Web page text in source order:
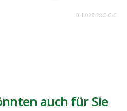
0-1.026-28-0-0-C
auch für Sie